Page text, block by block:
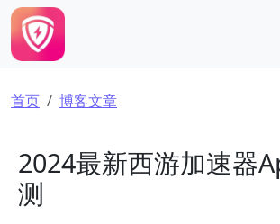
跳转到主要内容
面包屑
首页 博客文章
2024最新西游加速器
测